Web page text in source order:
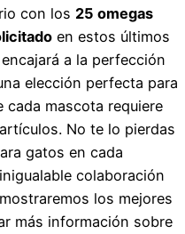
con los 25 omegas
en estos últimos
a la perfección
elección perfecta para
cada mascota requiere
No te lo pierdas
gatos en cada
colaboración
los mejores
más información sobre